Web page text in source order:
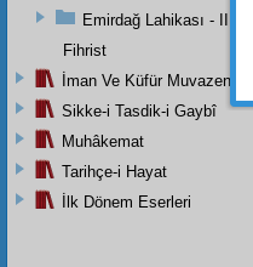
Emirdağ Lahikası - II
Fihrist
İman Ve Küfür Muvazeneleri
Sikke-i Tasdik-i Gaybî
Muhâkemat
Tarihçe-i Hayat
İlk Dönem Eserleri